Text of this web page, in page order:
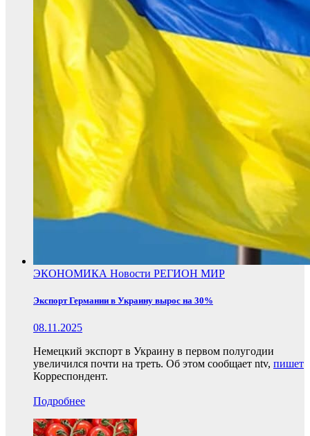
ЭКОНОМИКА Новости РЕГИОН МИР
Экспорт Германии в Украину вырос на 30%
08.11.2025
Немецкий экспорт в Украину в первом полугодии
увеличился почти на треть. Об этом сообщает ntv, пишет
Корреспондент.
Подробнее